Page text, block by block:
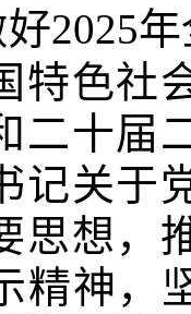
2025
特色社
二十届
记关于
思想，
精神，